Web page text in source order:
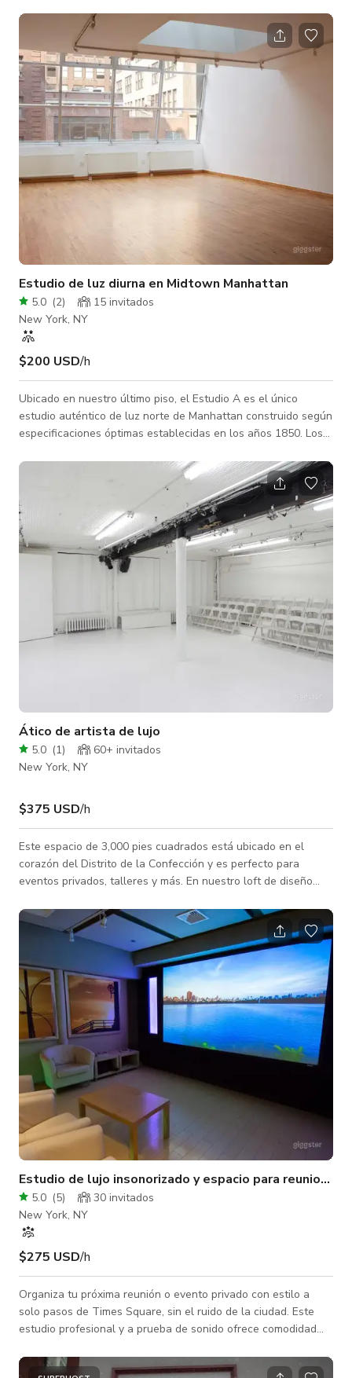
proyección, sonido premium de nivel club, iluminación
ambiental inteligente, asientos lounge, decoración tropical y
un diseño abierto y flexible, el espacio es ideal para
cumpleaños, eventos corporativos, fiestas de compromiso,
encuentros de networking, no
Estudio de luz diurna en Midtown Manhattan
5.0 (2)
15 invitados
New York, NY
$200 USD/h
Ubicado en nuestro último piso, el Estudio A es el único
estudio auténtico de luz norte de Manhattan construido según
especificaciones óptimas establecidas en los años 1850. Los
siglo XX por íconos como Irving Penn y Richard Avedon. El
espacio tiene una pared inclinada orientada al norte con
ventanas sin recubrimiento UV que permiten una luz suave
continua durante todo el día.
Ático de artista de lujo
5.0 (1)
60+ invitados
New York, NY
$375 USD/h
Este espacio de 3,000 pies cuadrados está ubicado en el
corazón del Distrito de la Confección y es perfecto para
eventos privados, talleres y más. En nuestro loft de diseño
recibido en nuestro espacio por los cálidos pisos de madera y
las paredes blancas y elegantes. Situado en todo el tercer
piso, el loft es tanto íntimo como espacioso, propicio para la
creatividad e inspirador para invitados y patrocinadores por
igual. Este es
Estudio de lujo insonorizado y espacio para reuniones
5.0 (5)
30 invitados
New York, NY
$275 USD/h
Organiza tu próxima reunión o evento privado con estilo a
solo pasos de Times Square, sin el ruido de la ciudad. Este
estudio profesional y a prueba de sonido ofrece comodidad
de transmisión para una experiencia inigualable en NYC.